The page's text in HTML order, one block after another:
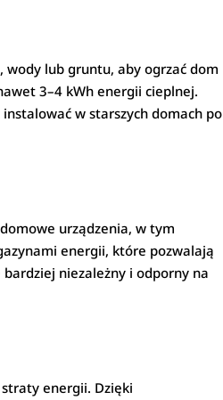
wody lub gruntu, aby ogrzać dom
3–4 kWh energii cieplnej.
w starszych domach po
urządzenia, w tym
energii, które pozwalają
niezależny i odporny na
energii. Dzięki